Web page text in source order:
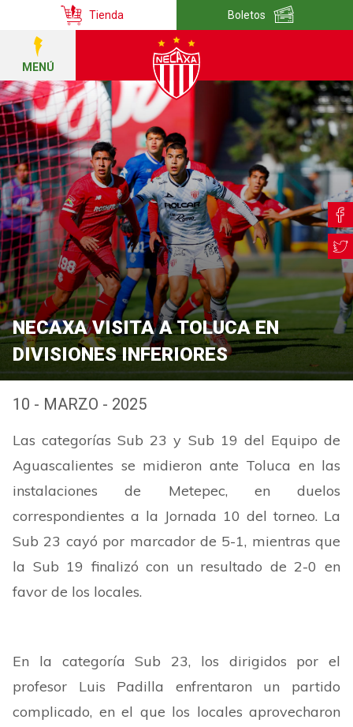
Tienda Boletos
MENÚ
NECAXA VISITA A TOLUCA EN
DIVISIONES INFERIORES
10 - MARZO - 2025
Las categorías Sub 23 y Sub 19 del Equipo de
Aguascalientes se midieron ante Toluca en las
instalaciones de Metepec, en duelos
correspondientes a la Jornada 10 del torneo. La
Sub 23 cayó por marcador de 5-1, mientras que
la Sub 19 finalizó con un resultado de 2-0 en
favor de los locales.
En la categoría Sub 23, los dirigidos por el
profesor Luis Padilla enfrentaron un partido
complicado, en el que los locales aprovecharon